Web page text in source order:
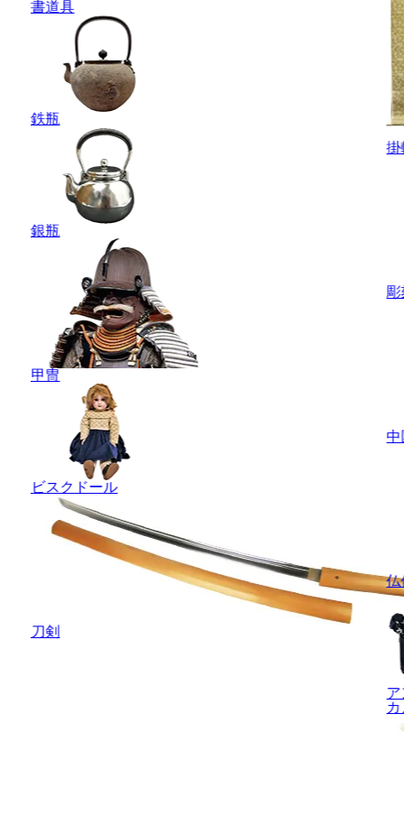
書道具
鉄瓶
銀瓶
甲冑
ビスクドール
刀剣
掛
彫
中
仏
ア